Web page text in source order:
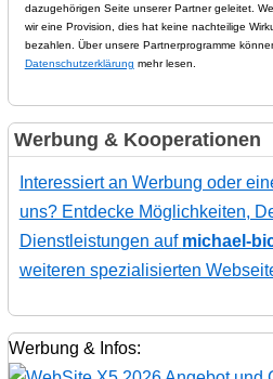
dazugehörigen Seite unserer Partner geleitet.
wir eine Provision, dies hat keine nachteilige
bezahlen. Über unsere Partnerprogramme
Datenschutzerklärung mehr lesen.
Werbung & Kooperationen
Interessiert an Werbung oder
uns? Entdecke Möglichkeiten,
Dienstleistungen auf michael-
weiteren spezialisierten
Werbung & Infos: